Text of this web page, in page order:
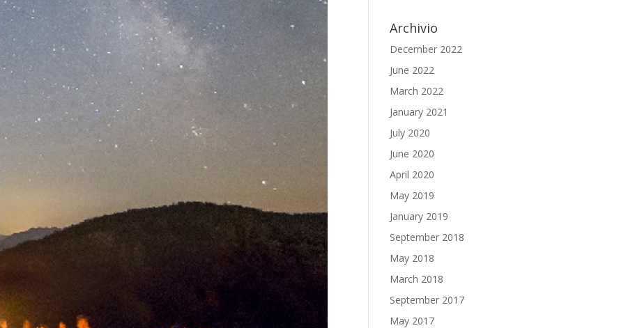
Archivio
December 2022
June 2022
March 2022
January 2021
July 2020
June 2020
April 2020
May 2019
January 2019
September 2018
May 2018
March 2018
September 2017
May 2017